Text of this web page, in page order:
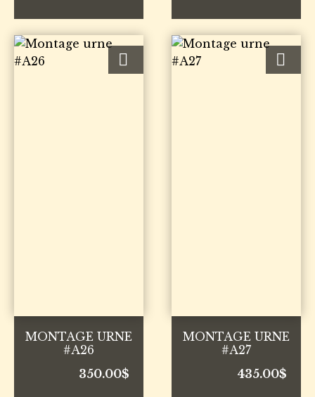
MONTAGE URNE
#A26
350.00$
MONTAGE URNE
#A27
435.00$